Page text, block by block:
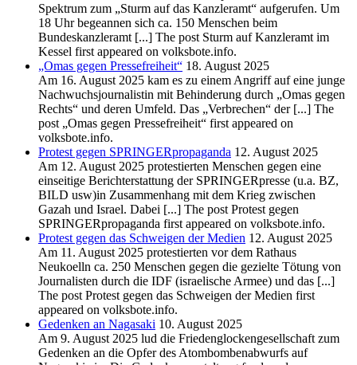
Spektrum zum „Sturm auf das Kanzleramt“ aufgerufen. Um
18 Uhr begeannen sich ca. 150 Menschen beim
Bundeskanzleramt [...] The post Sturm auf Kanzleramt im
Kessel first appeared on volksbote.info.
„Omas gegen Pressefreiheit“ 18. August 2025
Am 16. August 2025 kam es zu einem Angriff auf eine junge
Nachwuchsjournalistin mit Behinderung durch „Omas gegen
Rechts“ und deren Umfeld. Das „Verbrechen“ der [...] The
post „Omas gegen Pressefreiheit“ first appeared on
volksbote.info.
Protest gegen SPRINGERpropaganda 12. August 2025
Am 12. August 2025 protestierten Menschen gegen eine
einseitige Berichterstattung der SPRINGERpresse (u.a. BZ,
BILD usw)in Zusammenhang mit dem Krieg zwischen
Gazah und Israel. Dabei [...] The post Protest gegen
SPRINGERpropaganda first appeared on volksbote.info.
Protest gegen das Schweigen der Medien 12. August 2025
Am 11. August 2025 protestierten vor dem Rathaus
Neukoelln ca. 250 Menschen gegen die gezielte Tötung von
Journalisten durch die IDF (israelische Armee) und das [...]
The post Protest gegen das Schweigen der Medien first
appeared on volksbote.info.
Gedenken an Nagasaki 10. August 2025
Am 9. August 2025 lud die Friedenglockengesellschaft zum
Gedenken an die Opfer des Atombombenabwurfs auf